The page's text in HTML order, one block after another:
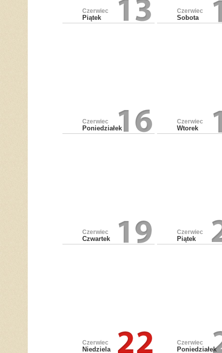
Czerwiec
Piątek
Czerwiec
Sobota
Czerwiec
Poniedziałek
Czerwiec
Wtorek
Czerwiec
Czwartek
Czerwiec
Piątek
Czerwiec
Niedziela
Czerwiec
Poniedziałek